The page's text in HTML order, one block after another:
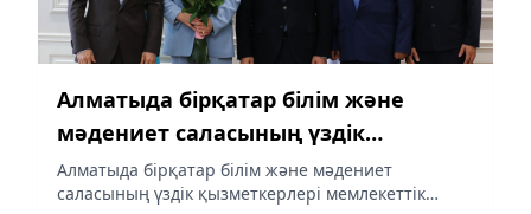
Алматыда бірқатар білім және
мәдениет саласының үздік
қызметкерлері мемлекеттік
наградалармен марапатталды
Алматыда бірқатар білім және мәдениет
саласының үздік қызметкерлері мемлекеттік